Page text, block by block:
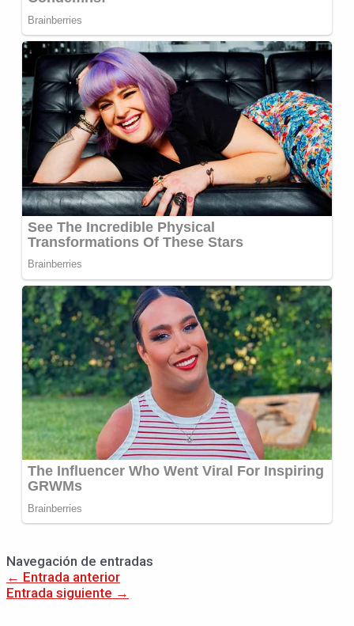
Navegación de entradas
← Entrada anterior
Entrada siguiente →